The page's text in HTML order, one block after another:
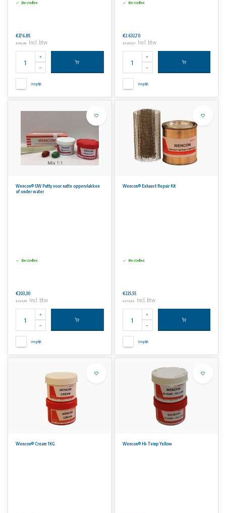
Bestellen
€276,85
€334,99 Incl. btw
Vergelijk
Bestellen
€2.632,70
€3.185,57 Incl. btw
Vergelijk
Wencon® UW Putty voor natte oppervlakken
of onder water
Bestellen
€203,30
€245,99 Incl. btw
Vergelijk
Wencon® Exhaust Repair Kit
Bestellen
€225,55
€272,92 Incl. btw
Vergelijk
Wencon® Cream 1KG Wencon® Hi-Temp Yellow